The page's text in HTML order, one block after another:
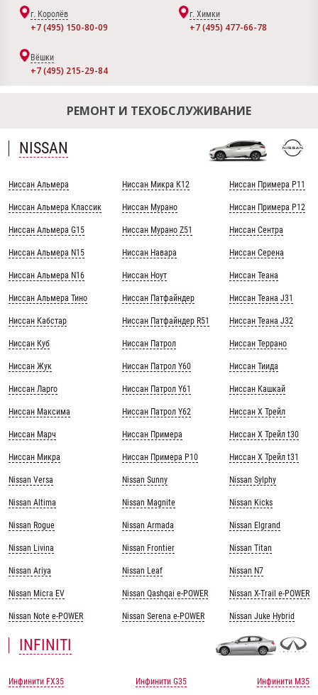
г. Королёв
+7 (495) 150-80-09
г. Химки
+7 (495) 477-66-78
Вёшки
+7 (495) 215-29-84
РЕМОНТ И ТЕХОБСЛУЖИВАНИЕ
NISSAN
Ниссан Альмера
Ниссан Альмера Классик
Ниссан Альмера G15
Ниссан Альмера N15
Ниссан Альмера N16
Ниссан Альмера Тино
Ниссан Кабстар
Ниссан Куб
Ниссан Жук
Ниссан Ларго
Ниссан Максима
Ниссан Марч
Ниссан Микра
Nissan Versa
Nissan Altima
Nissan Rogue
Nissan Livina
Nissan Ariya
Nissan Micra EV
Nissan Note e-POWER
Ниссан Микра К12
Ниссан Мурано
Ниссан Мурано Z51
Ниссан Навара
Ниссан Ноут
Ниссан Патфайндер
Ниссан Патфайндер R51
Ниссан Патрол
Ниссан Патрол Y60
Ниссан Патрол Y61
Ниссан Патрол Y62
Ниссан Примера
Ниссан Примера Р10
Nissan Sunny
Nissan Magnite
Nissan Armada
Nissan Frontier
Nissan Leaf
Nissan Qashqai e-POWER
Nissan Serena e-POWER
Ниссан Примера Р11
Ниссан Примера Р12
Ниссан Сентра
Ниссан Серена
Ниссан Теана
Ниссан Теана J31
Ниссан Теана J32
Ниссан Террано
Ниссан Тиида
Ниссан Кашкай
Ниссан Х Трейл
Ниссан Х Трейл t30
Ниссан Х Трейл t31
Nissan Sylphy
Nissan Kicks
Nissan Elgrand
Nissan Titan
Nissan N7
Nissan X-Trail e-POWER
Nissan Juke Hybrid
INFINITI
Инфинити FX35 Инфинити G35 Инфинити M35